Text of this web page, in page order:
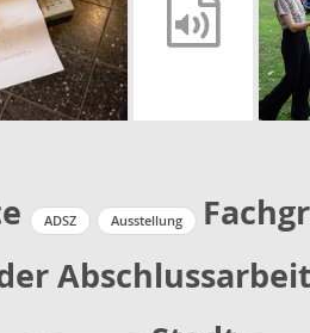
ADSZ Ausstellung